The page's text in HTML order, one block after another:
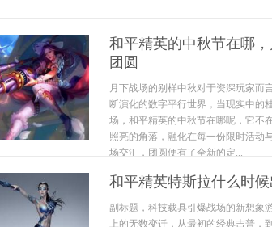
和平精英的中秋节在哪
团圆
月下战场的别样中秋对于资深玩家而
断演化的数字平行世界，当现实中的
场，和平精英的中秋节在哪呢，它不
照亮的角落，融化在每一份限时活动
场交汇，团圆便有了全新的定...
和平精英特斯拉什么时
副标题，科技载具引爆战场的新想象
上的无数变迁，从最初的经典吉普